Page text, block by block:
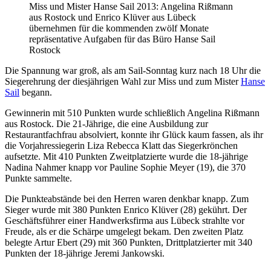
Miss und Mister Hanse Sail 2013: Angelina Rißmann
aus Rostock und Enrico Klüver aus Lübeck
übernehmen für die kommenden zwölf Monate
repräsentative Aufgaben für das Büro Hanse Sail
Rostock
Die Spannung war groß, als am Sail-Sonntag kurz nach 18 Uhr die
Siegerehrung der diesjährigen Wahl zur Miss und zum MisterHanse
Sail begann.
Gewinnerin mit 510 Punkten wurde schließlich Angelina Rißmann
aus Rostock. Die 21-Jährige, die eine Ausbildung zur
Restaurantfachfrau absolviert, konnte ihr Glück kaum fassen, als ihr
die Vorjahressiegerin Liza Rebecca Klatt das Siegerkrönchen
aufsetzte. Mit 410 Punkten Zweitplatzierte wurde die 18-jährige
Nadina Nahmer knapp vor Pauline Sophie Meyer (19), die 370
Punkte sammelte.
Die Punkteabstände bei den Herren waren denkbar knapp. Zum
Sieger wurde mit 380 Punkten Enrico Klüver (28) gekührt. Der
Geschäftsführer einer Handwerksfirma aus Lübeck strahlte vor
Freude, als er die Schärpe umgelegt bekam. Den zweiten Platz
belegte Artur Ebert (29) mit 360 Punkten, Drittplatzierter mit 340
Punkten der 18-jährige Jeremi Jankowski.